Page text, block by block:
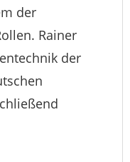
der
Rainer
der